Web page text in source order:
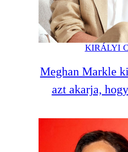
KIRÁLYI
Meghan Markle
azt akarja,